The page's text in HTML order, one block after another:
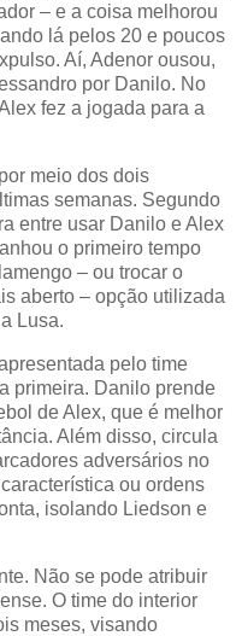
– e a coisa melhorou
lá pelos 20 e poucos
Aí, Adenor ousou,
por Danilo. No
fez a jogada para a
meio dos dois
semanas. Segundo
entre usar Danilo e Alex
o primeiro tempo
– ou trocar o
aberto – opção utilizada
Lusa.
pelo time
primeira. Danilo prende
de Alex, que é melhor
Além disso, circula
adversários no
ou ordens
isolando Liedson e
Não se pode atribuir
O time do interior
meses, visando